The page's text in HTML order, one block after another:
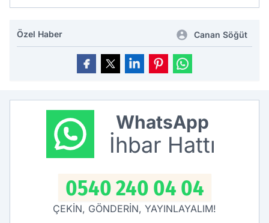
Özel Haber Canan Söğüt
WhatsApp
İhbar Hattı
0540 240 04 04
ÇEKİN, GÖNDERİN, YAYINLAYALIM!